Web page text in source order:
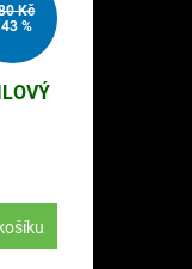
Kč
%